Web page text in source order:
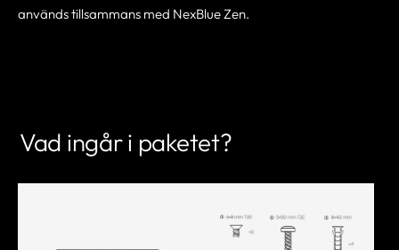
används tillsammans med NexBlue Zen.
Vad ingår i paketet?